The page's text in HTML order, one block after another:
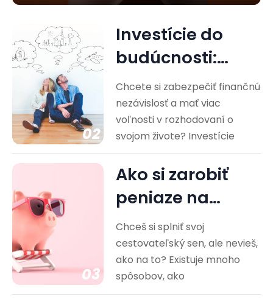
02
Investície do
budúcnosti:
Cesta k
finančnej
nezávislosti
Chcete si zabezpečiť finančnú
nezávislosť a mať viac
voľnosti v rozhodovaní o
svojom živote? Investície
03
Ako si zarobiť
peniaze na
cestovanie?
Praktické rady
Chceš si splniť svoj
cestovateľský sen, ale nevieš,
ako na to? Existuje mnoho
spôsobov, ako